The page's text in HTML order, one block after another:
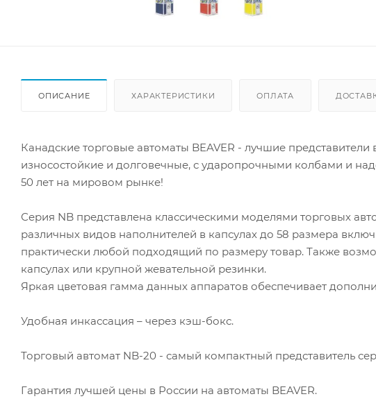
ОПИСАНИЕ ХАРАКТЕРИСТИКИ ОПЛАТА
Канадские торговые автоматы BEAVER - лучшие
износостойкие и долговечные, с ударопрочными колбами и
50 лет на мировом рынке!
Серия NB представлена классическими моделями торговых
различных видов наполнителей в капсулах до 58 размера
практически любой подходящий по размеру товар. Также
капсулах или крупной жевательной резинки.
Яркая цветовая гамма данных аппаратов обеспечивает
Удобная инкассация – через кэш-бокс.
Торговый автомат NB-20 - самый компактный представитель
Гарантия лучшей цены в России на автоматы BEAVER.